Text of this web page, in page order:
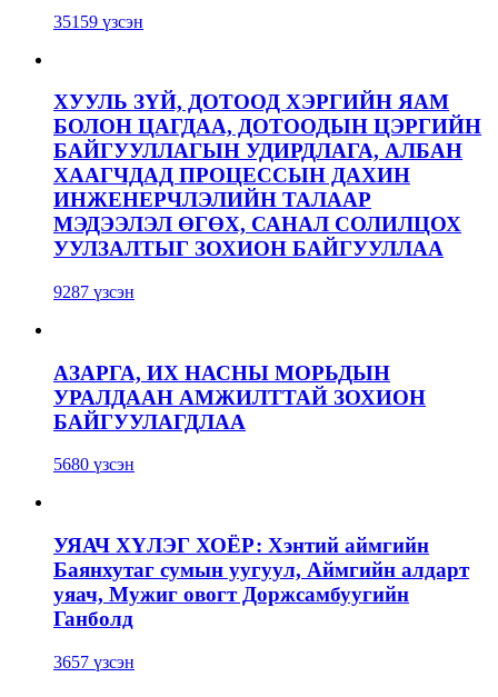
35159 үзсэн
ХУУЛЬ ЗҮЙ, ДОТООД ХЭРГИЙН ЯАМ
БОЛОН ЦАГДАА, ДОТООДЫН ЦЭРГИЙН
БАЙГУУЛЛАГЫН УДИРДЛАГА, АЛБАН
ХААГЧДАД ПРОЦЕССЫН ДАХИН
ИНЖЕНЕРЧЛЭЛИЙН ТАЛААР
МЭДЭЭЛЭЛ ӨГӨХ, САНАЛ СОЛИЛЦОХ
УУЛЗАЛТЫГ ЗОХИОН БАЙГУУЛЛАА
9287 үзсэн
АЗАРГА, ИХ НАСНЫ МОРЬДЫН
УРАЛДААН АМЖИЛТТАЙ ЗОХИОН
БАЙГУУЛАГДЛАА
5680 үзсэн
УЯАЧ ХҮЛЭГ ХОЁР: Хэнтий аймгийн
Баянхутаг сумын уугуул, Аймгийн алдарт
уяач, Мужиг овогт Доржсамбуугийн
Ганболд
3657 үзсэн